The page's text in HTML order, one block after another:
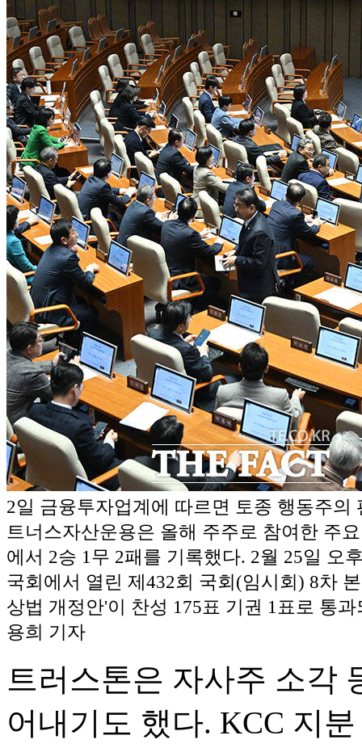
2일 금융투자업계에 따르면 토종 행동주의
트너스자산운용은 올해 주주로 참여한 주
에서 2승 1무 2패를 기록했다. 2월 25일 오
국회에서 열린 제432회 국회(임시회) 8차
상법 개정안'이 찬성 175표 기권 1표로 통
용희 기자
트러스톤은 자사주 소각
어내기도 했다. KCC 지